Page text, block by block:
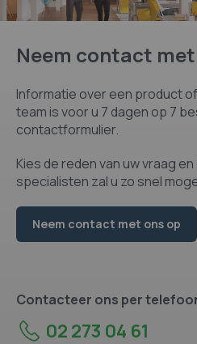
assortiment van Kingston op
Neem contact
Informatie over een product
team is voor u 7 dagen op 7
contactformulier.
Kies de reden van uw vraag
specialisten zal u zo snel
Neem contact met ons op
Contacteer ons per
02 273 04 61